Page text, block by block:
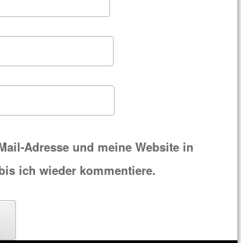
Adresse und meine Website in
ich wieder kommentiere.